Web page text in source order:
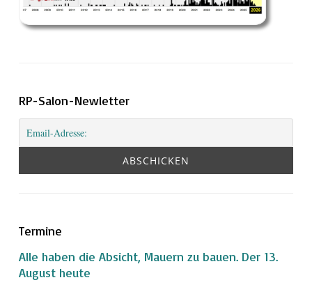
RP-Salon-Newletter
Termine
Alle haben die Absicht, Mauern zu bauen. Der 13.
August heute